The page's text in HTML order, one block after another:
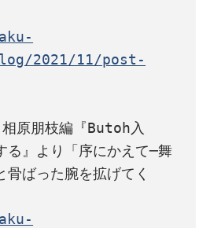
2021/11/post-
原朋枝編『Butoh入
る』より「序にかえて─舞
骨ばった腕を拡げてく